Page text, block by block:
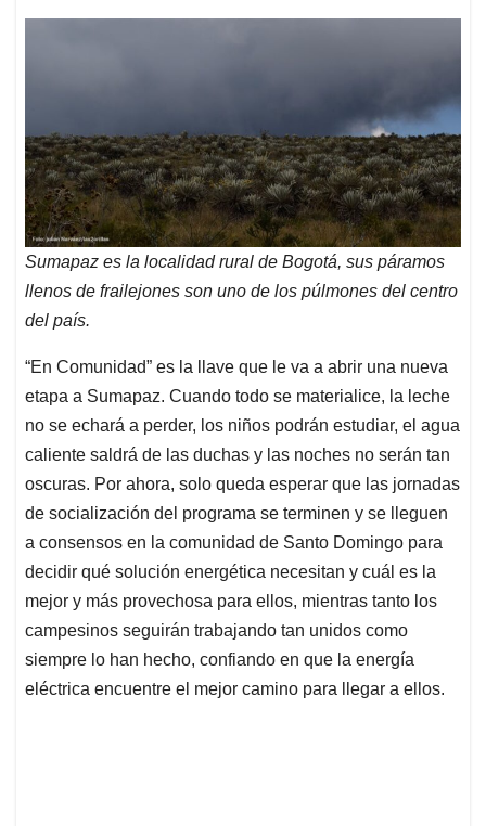
Sumapaz es la localidad rural de Bogotá, sus páramos
llenos de frailejones son uno de los púlmones del centro
del país.
“En Comunidad” es la llave que le va a abrir una nueva
etapa a Sumapaz. Cuando todo se materialice, la leche
no se echará a perder, los niños podrán estudiar, el agua
caliente saldrá de las duchas y las noches no serán tan
oscuras. Por ahora, solo queda esperar que las jornadas
de socialización del programa se terminen y se lleguen
a consensos en la comunidad de Santo Domingo para
decidir qué solución energética necesitan y cuál es la
mejor y más provechosa para ellos, mientras tanto los
campesinos seguirán trabajando tan unidos como
siempre lo han hecho, confiando en que la energía
eléctrica encuentre el mejor camino para llegar a ellos.